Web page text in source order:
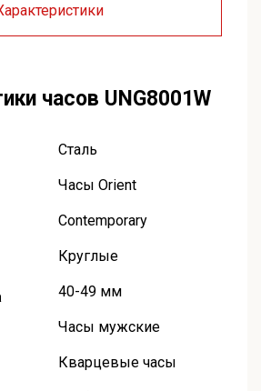
часов UNG8001W
Сталь
Часы Orient
Contemporary
Круглые
40-49 мм
Часы мужские
Кварцевые часы